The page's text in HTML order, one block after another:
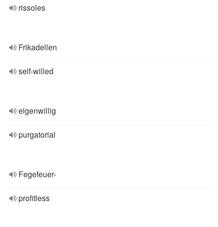
rissoles
Frikadellen
self-willed
eigenwillig
purgatorial
Fegefeuer-
profitless